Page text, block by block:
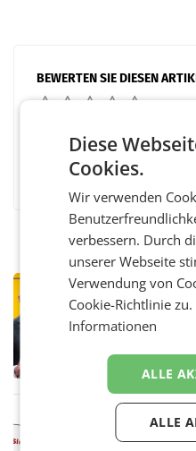
BEWERTEN SIE DIESEN
FacebookTwitterMessenger
PRIMENEWS
ersten
ersten
von 1.544,0
einem Plus
MARKETING &
Diese
Cookies.
Wir verwenden
verbessern. Durch
unserer Webseite
Verwendung von
Cookie-Richtlinie zu.
Informationen
ALLE
ALLE